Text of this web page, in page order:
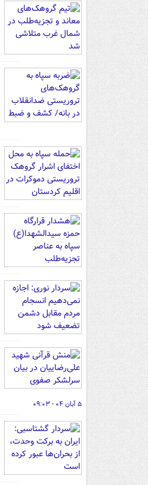
۵ آبان ۰۴ - ۰۹:۰۳